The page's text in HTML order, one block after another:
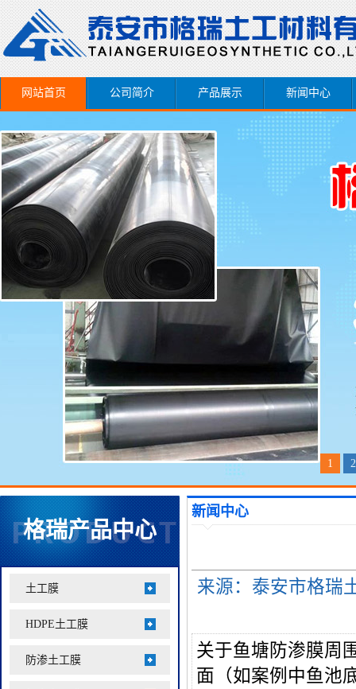
网站首页 公司简介 产品展示 新闻中心
1 2
格瑞产品中心
土工膜
HDPE土工膜
防渗土工膜
新闻中心
来源：泰安市格瑞
关于鱼塘防渗膜周
面（如案例中鱼池